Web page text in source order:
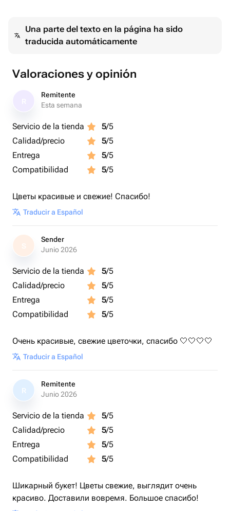
Una parte del texto en la página ha sido
traducida automáticamente
Valoraciones y opinión
Remitente
Esta semana
Servicio de la tienda 5/5
Calidad/precio
5/5
Entrega
5/5
Compatibilidad
5/5
Цветы красивые и свежие! Спасибо!
Traducir a Español
S
Sender
Junio 2026
Servicio de la tienda 5/5
Calidad/precio
5/5
Entrega
5/5
Compatibilidad
5/5
Очень красивые, свежие цветочки, спасибо 🤍🤍🤍🤍
Traducir a Español
R
Remitente
Junio 2026
Servicio de la tienda 5/5
Calidad/precio
5/5
Entrega
5/5
Compatibilidad
5/5
Шикарный букет! Цветы свежие, выглядит очень
красиво. Доставили вовремя. Большое спасибо!